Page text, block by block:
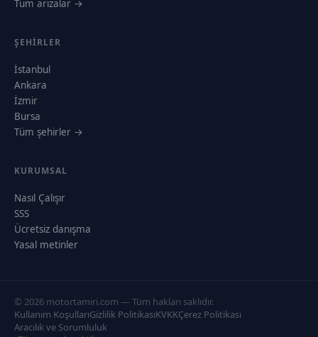
Tüm arızalar →
ŞEHIRLER
İstanbul
Ankara
İzmir
Bursa
Tüm şehirler →
KURUMSAL
Nasıl Çalışır
SSS
Ücretsiz danışma
Yasal metinler
© 2026 motortamiri.com — Tüm hakları saklıdır.
Kullanım KoşullarıGizlilik PolitikasıKVKKÇerez Politikası
Aracılık ve Sorumluluk